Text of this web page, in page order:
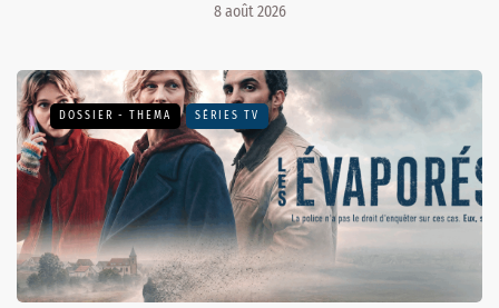
8 août 2026
DOSSIER - THEMA SÉRIES TV